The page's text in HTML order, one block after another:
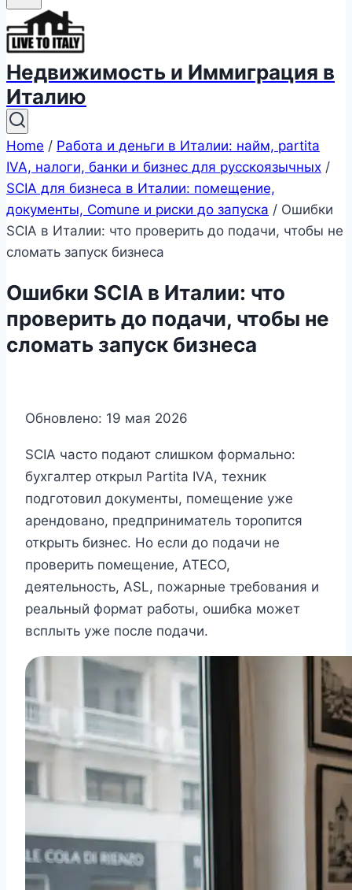
Недвижимость и Иммиграция в
Италию
Home / Работа и деньги в Италии: найм, partita
IVA, налоги, банки и бизнес для русскоязычных /
SCIA для бизнеса в Италии: помещение,
документы, Comune и риски до запуска / Ошибки
SCIA в Италии: что проверить до подачи, чтобы не
сломать запуск бизнеса
Ошибки SCIA в Италии: что
проверить до подачи, чтобы не
сломать запуск бизнеса
Обновлено: 19 мая 2026
SCIA часто подают слишком формально:
бухгалтер открыл Partita IVA, техник
подготовил документы, помещение уже
арендовано, предприниматель торопится
открыть бизнес. Но если до подачи не
проверить помещение, ATECO,
деятельность, ASL, пожарные требования и
реальный формат работы, ошибка может
всплыть уже после подачи.